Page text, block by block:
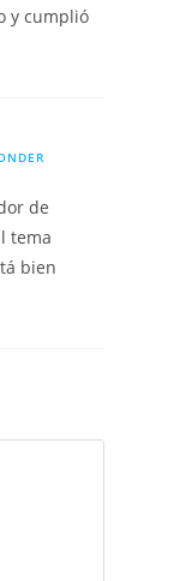
y cumplió
de
tema
bien